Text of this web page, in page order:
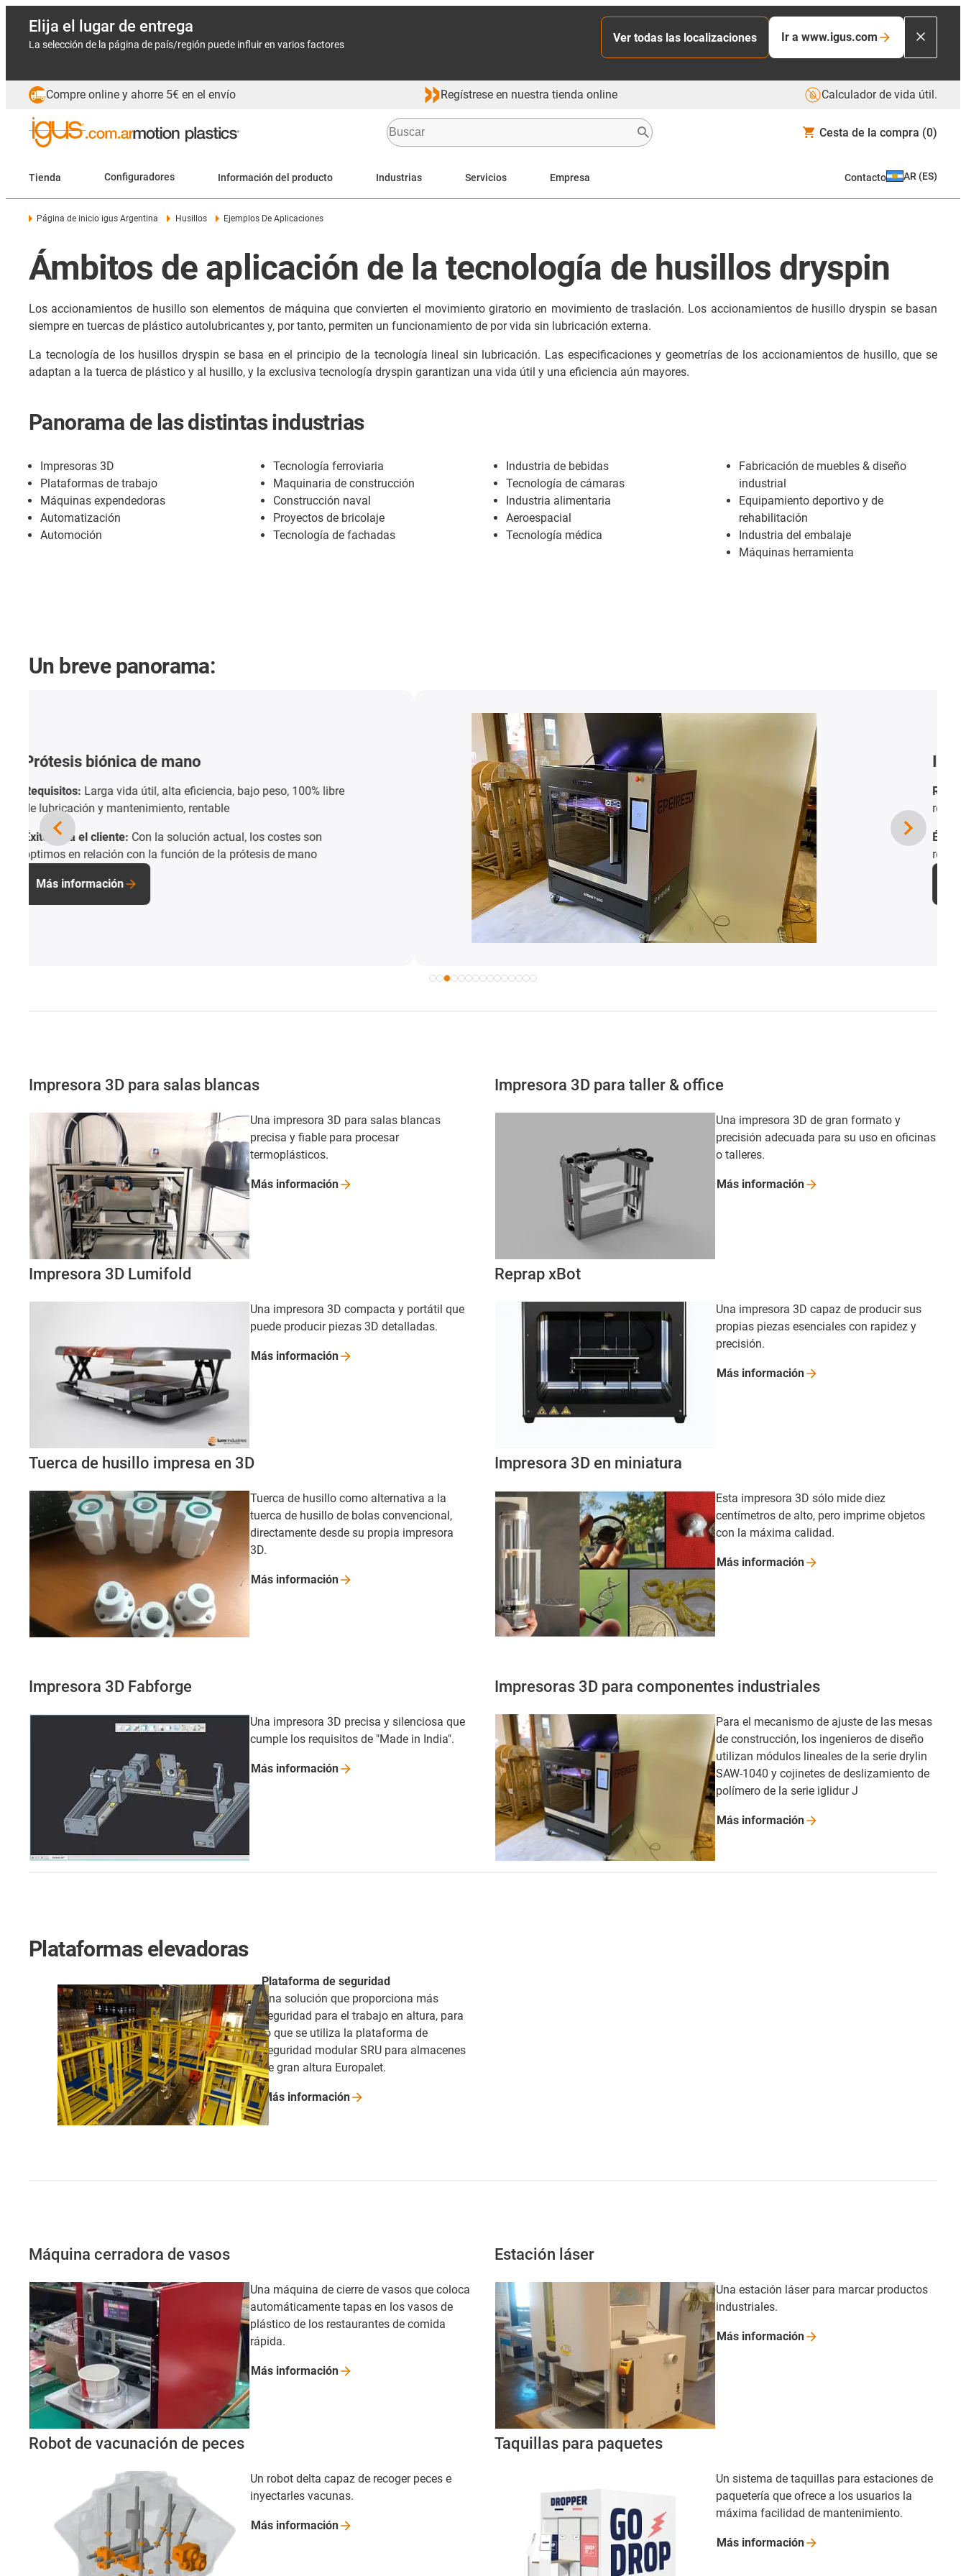
Elija el lugar de entrega
La selección de la página de país/región puede influir en varios factores
Ver todas las localizaciones Ir a www.igus.com
Compre online y ahorre 5€ en el envío Regístrese en nuestra tienda online Calculador de vida útil.
Cesta de la compra (0)
Tienda Configuradores Información del producto Industrias Servicios Empresa Contacto AR (ES)
Página de inicio igus Argentina Husillos Ejemplos De Aplicaciones
Ámbitos de aplicación de la tecnología de husillos dryspin
Los accionamientos de husillo son elementos de máquina que convierten el movimiento giratorio en movimiento de traslación. Los accionamientos de husillo dryspin se basan
siempre en tuercas de plástico autolubricantes y, por tanto, permiten un funcionamiento de por vida sin lubricación externa.
La tecnología de los husillos dryspin se basa en el principio de la tecnología lineal sin lubricación. Las especificaciones y geometrías de los accionamientos de husillo, que se
adaptan a la tuerca de plástico y al husillo, y la exclusiva tecnología dryspin garantizan una vida útil y una eficiencia aún mayores.
Panorama de las distintas industrias
Impresoras 3D
Plataformas de trabajo
Máquinas expendedoras
Automatización
Automoción
Tecnología ferroviaria
Maquinaria de construcción
Construcción naval
Proyectos de bricolaje
Tecnología de fachadas
Industria de bebidas
Tecnología de cámaras
Industria alimentaria
Aeroespacial
Tecnología médica
Fabricación de muebles & diseño
industrial
Equipamiento deportivo y de
rehabilitación
Industria del embalaje
Máquinas herramienta
Un breve panorama:
Impresora 3D para componentes industriales
Requisitos:Larga vida útil, carga elevada, facilidad de montaje,
rentabilidad, 100% sin lubricación
Éxito para el cliente: la tecnología de husillo dryspin permitió
reducir costes y aumentar la robustez y estabilidad
Más información
Impresora 3D para salas blancas
Una impresora 3D para salas blancas
precisa y fiable para procesar
termoplásticos.
Más información
Impresora 3D para taller & office
Una impresora 3D de gran formato y
precisión adecuada para su uso en oficinas
o talleres.
Más información
Impresora 3D Lumifold
Una impresora 3D compacta y portátil que
puede producir piezas 3D detalladas.
Más información
Reprap xBot
Una impresora 3D capaz de producir sus
propias piezas esenciales con rapidez y
precisión.
Más información
Tuerca de husillo impresa en 3D
Tuerca de husillo como alternativa a la
tuerca de husillo de bolas convencional,
directamente desde su propia impresora
3D.
Más información
Impresora 3D en miniatura
Esta impresora 3D sólo mide diez
centímetros de alto, pero imprime objetos
con la máxima calidad.
Más información
Impresora 3D Fabforge
Una impresora 3D precisa y silenciosa que
cumple los requisitos de "Made in India".
Más información
Impresoras 3D para componentes industriales
Para el mecanismo de ajuste de las mesas
de construcción, los ingenieros de diseño
utilizan módulos lineales de la serie drylin
SAW-1040 y cojinetes de deslizamiento de
polímero de la serie iglidur J
Más información
Plataformas elevadoras
Plataforma de seguridad
Una solución que proporciona más
seguridad para el trabajo en altura, para
lo que se utiliza la plataforma de
seguridad modular SRU para almacenes
de gran altura Europalet.
Más información
Máquina cerradora de vasos
Una máquina de cierre de vasos que coloca
automáticamente tapas en los vasos de
plástico de los restaurantes de comida
rápida.
Más información
Estación láser
Una estación láser para marcar productos
industriales.
Más información
Robot de vacunación de peces
Un robot delta capaz de recoger peces e
inyectarles vacunas.
Más información
Taquillas para paquetes
Un sistema de taquillas para estaciones de
paquetería que ofrece a los usuarios la
máxima facilidad de mantenimiento.
Más información